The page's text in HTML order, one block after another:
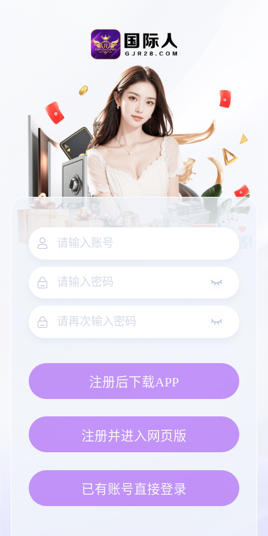
注册后下载APP
注册并进入网页版
已有账号直接登录